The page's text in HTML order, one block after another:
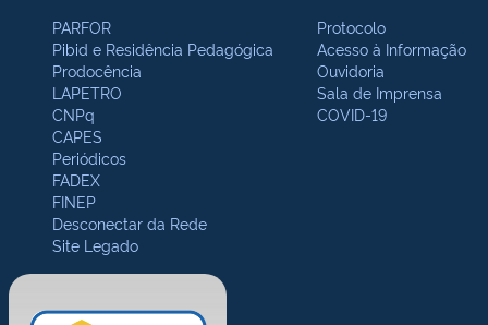
PARFOR
Pibid e Residência Pedagógica
Prodocência
LAPETRO
CNPq
CAPES
Periódicos
FADEX
FINEP
Desconectar da Rede
Site Legado
Protocolo
Acesso à Informação
Ouvidoria
Sala de Imprensa
COVID-19